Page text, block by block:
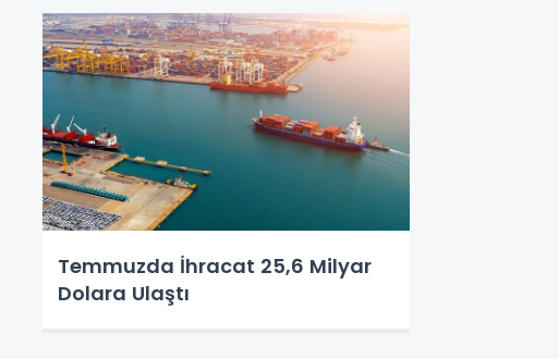
Temmuzda İhracat 25,6 Milyar
Dolara Ulaştı